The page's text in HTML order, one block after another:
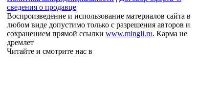
сведения о продавце
Воспроизведение и использование материалов сайта в
любом виде допустимо только с разрешения авторов и
сохранением прямой ссылки www.mingli.ru. Карма не
дремлет
Читайте и смотрите нас в